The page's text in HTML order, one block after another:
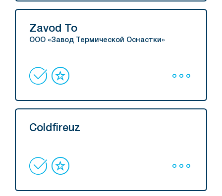
Zavod To
ООО «Завод Термической Оснастки»
Coldfireuz